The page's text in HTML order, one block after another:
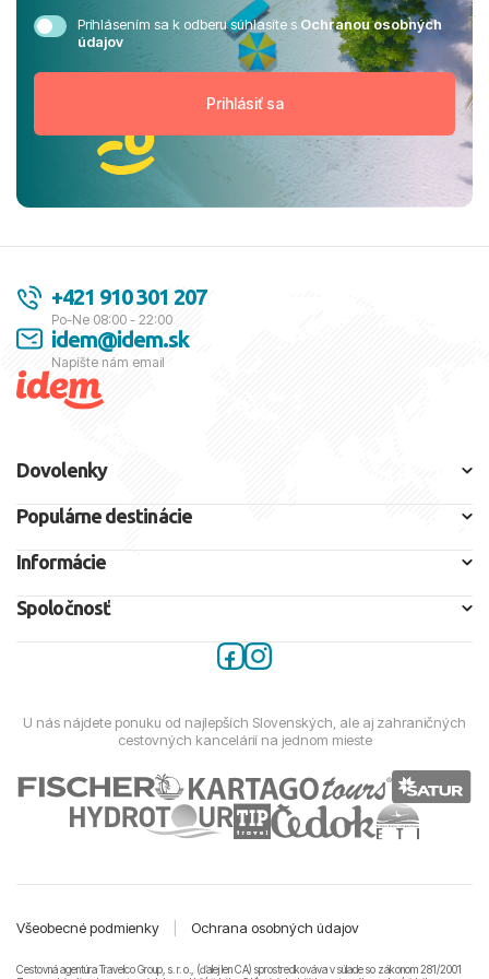
Prihlásením sa k odberu súhlasíte sOchranou osobných
údajov
+421 910 301 207
Po-Ne 08:00 - 22:00
idem@idem.sk
Napíšte nám email
Dovolenky
Populárne destinácie
Informácie
Spoločnosť
U nás nájdete ponuku od najlepších Slovenských, ale aj zahraničných
cestovných kancelárií na jednom mieste
Všeobecné podmienky Ochrana osobných údajov
Cestovná agentúra Travelco Group, s. r. o., (ďalej len CA) sprostredkováva v súlade so zákonom 281/2001